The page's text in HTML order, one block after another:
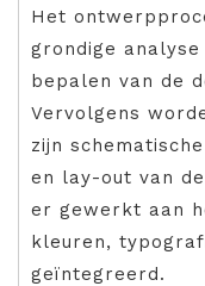
Het
grondige
bepalen van de
Vervolgens
zijn
en lay-out van
er gewerkt aan
kleuren,
geïntegreerd.